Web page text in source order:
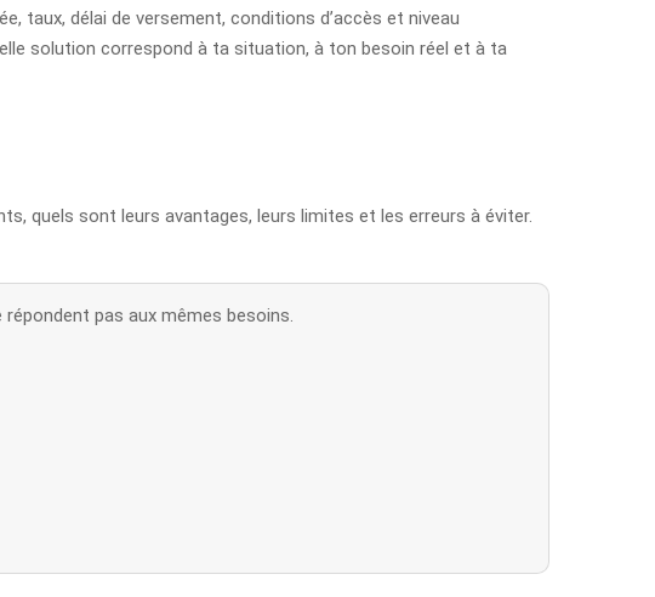
taux, délai de versement, conditions d’accès et niveau
solution correspond à ta situation, à ton besoin réel et à ta
quels sont leurs avantages, leurs limites et les erreurs à éviter.
pas aux mêmes besoins.